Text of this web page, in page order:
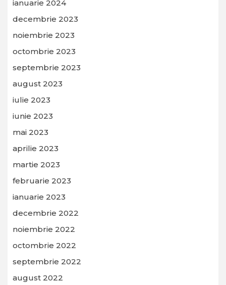
ianuarie 2024
decembrie 2023
noiembrie 2023
octombrie 2023
septembrie 2023
august 2023
iulie 2023
iunie 2023
mai 2023
aprilie 2023
martie 2023
februarie 2023
ianuarie 2023
decembrie 2022
noiembrie 2022
octombrie 2022
septembrie 2022
august 2022